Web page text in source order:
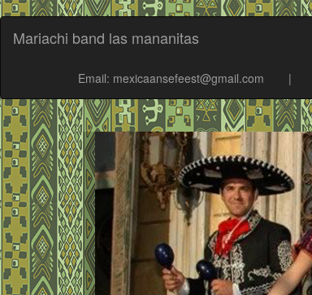
Mariachi band las mananitas
Email: mexicaansefeest@gmail.com |